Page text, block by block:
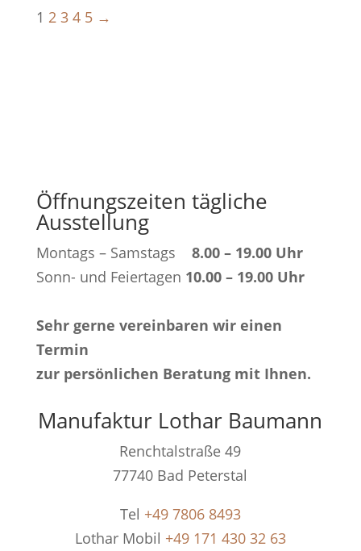
1 2 3 4 5 →
Öffnungszeiten tägliche
Ausstellung
Montags – Samstags 8.00 – 19.00 Uhr
Sonn- und Feiertagen 10.00 – 19.00 Uhr
Sehr gerne vereinbaren wir einen
Termin
zur persönlichen Beratung mit Ihnen.
Manufaktur Lothar Baumann
Renchtalstraße 49
77740 Bad Peterstal
Tel +49 7806 8493
Lothar Mobil +49 171 430 32 63